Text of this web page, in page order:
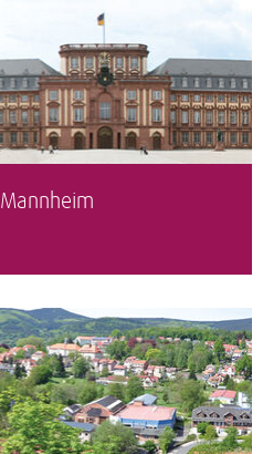
Mannheim